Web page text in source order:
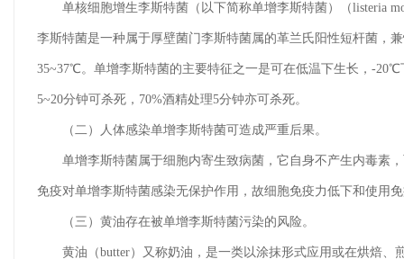
单核细胞增生李斯特菌（以下简称单增李斯特菌）（listeria
李斯特菌是一种属于厚壁菌门李斯特菌属的革兰氏阳性短杆菌，
35~37℃。单增李斯特菌的主要特征之一是可在低温下生长，-
5~20分钟可杀死，70%酒精处理5分钟亦可杀死。
（二）人体感染单增李斯特菌可造成严重后果。
单增李斯特菌属于细胞内寄生致病菌，它自身不产生内毒素
免疫对单增李斯特菌感染无保护作用，故细胞免疫力低下和使用
（三）黄油存在被单增李斯特菌污染的风险。
黄油（butter）又称奶油，是一类以涂抹形式应用或在烘焙、